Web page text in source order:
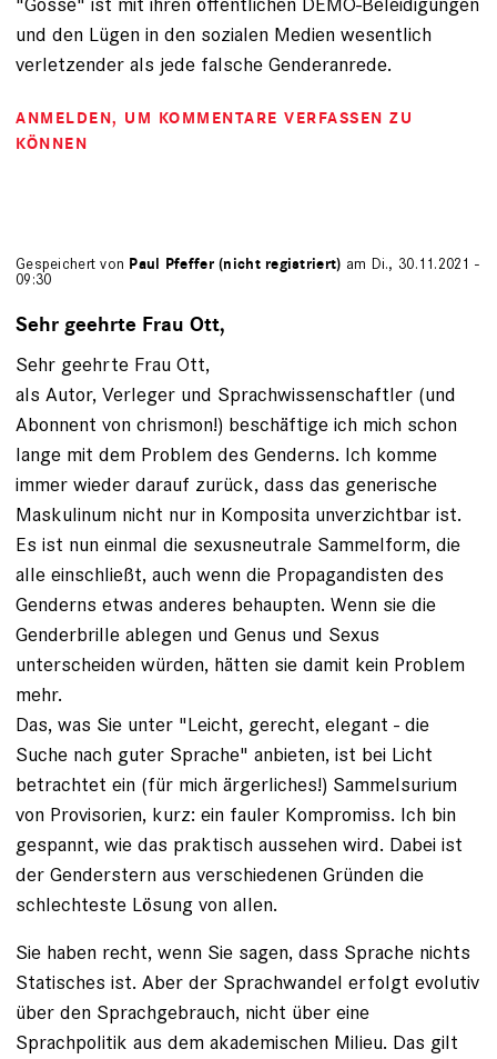
und den Lügen in den sozialen Medien wesentlich
verletzender als jede falsche Genderanrede.
ANMELDEN, UM KOMMENTARE VERFASSEN ZU
KÖNNEN
Gespeichert von Paul Pfeffer (nicht registriert) am Di., 30.11.2021 -
09:30
Sehr geehrte Frau Ott,
Sehr geehrte Frau Ott,
als Autor, Verleger und Sprachwissenschaftler (und
Abonnent von chrismon!) beschäftige ich mich schon
lange mit dem Problem des Genderns. Ich komme
immer wieder darauf zurück, dass das generische
Maskulinum nicht nur in Komposita unverzichtbar ist.
Es ist nun einmal die sexusneutrale Sammelform, die
alle einschließt, auch wenn die Propagandisten des
Genderns etwas anderes behaupten. Wenn sie die
Genderbrille ablegen und Genus und Sexus
unterscheiden würden, hätten sie damit kein Problem
mehr.
Das, was Sie unter "Leicht, gerecht, elegant - die
Suche nach guter Sprache" anbieten, ist bei Licht
betrachtet ein (für mich ärgerliches!) Sammelsurium
von Provisorien, kurz: ein fauler Kompromiss. Ich bin
gespannt, wie das praktisch aussehen wird. Dabei ist
der Genderstern aus verschiedenen Gründen die
schlechteste Lösung von allen.
Sie haben recht, wenn Sie sagen, dass Sprache nichts
Statisches ist. Aber der Sprachwandel erfolgt evolutiv
über den Sprachgebrauch, nicht über eine
Sprachpolitik aus dem akademischen Milieu. Das gilt